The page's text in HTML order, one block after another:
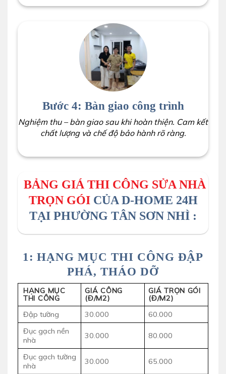
Bước 4: Bàn giao công trình
Nghiệm thu – bàn giao sau khi hoàn thiện. Cam kết
chất lượng và chế độ bảo hành rõ ràng.
BẢNG GIÁ THI CÔNG SỬA NHÀ
TRỌN GÓICỦA D-HOME 24H
TẠI PHƯỜNG TÂN SƠN NHÌ :
1: HẠNG MỤC THI CÔNG ĐẬP
PHÁ, THÁO DỠ
HẠNG MỤC
THI CÔNG
GIÁ CÔNG
(Đ/M2)
GIÁ TRỌN GÓI
(Đ/M2)
Đập tường
30.000
60.000
Đục gạch nền
nhà
30.000 80.000
Đục gạch tường
nhà
30.000 65.000